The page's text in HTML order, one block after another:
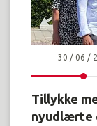
30 / 06 /
Tillykke
nyudlærte